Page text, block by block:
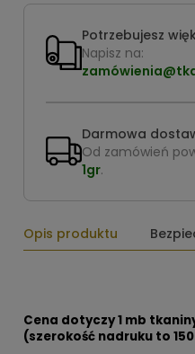
Potrzebujesz
Napisz na:
Darmowa
Od zamówień
1gr.
Opis produktu
Cena dotyczy 1 mb
(szerokość nadruku to